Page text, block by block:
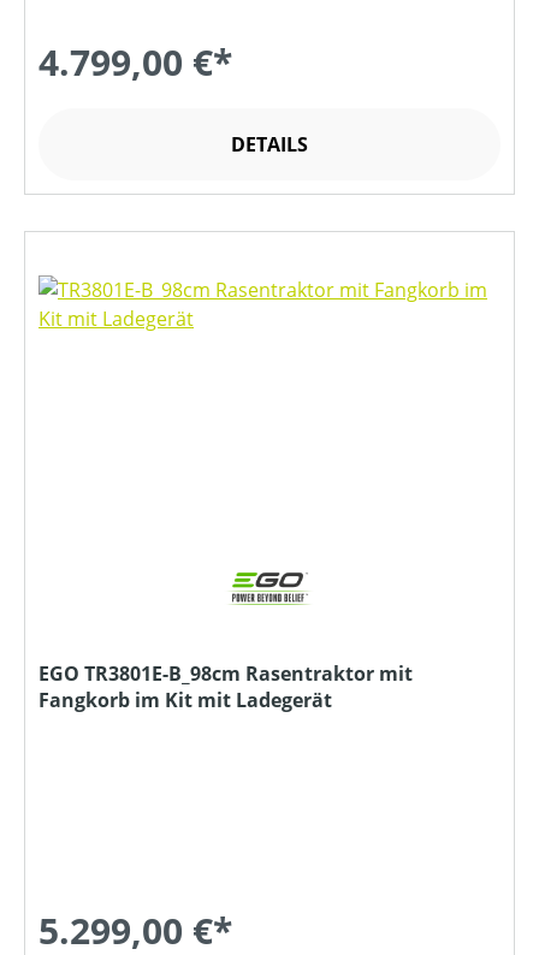
4.799,00 €*
DETAILS
EGO TR3801E-B_98cm Rasentraktor mit
Fangkorb im Kit mit Ladegerät
5.299,00 €*